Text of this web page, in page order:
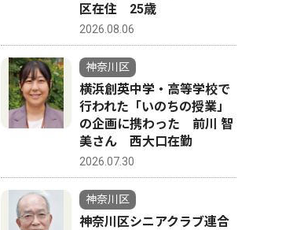
区在住 25歳
2026.08.06
神奈川区
横浜創英中学・高等学校で
行われた「いのちの授業」
の企画に携わった 前川 智
美さん 西大口在勤
2026.07.30
神奈川区
神奈川区シニアクラブ連合